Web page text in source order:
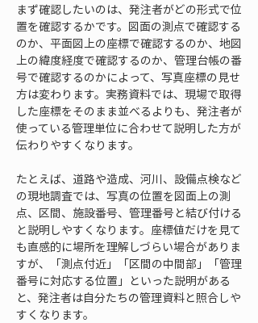
まず確認したいのは、発注者がどの形式で位
置を確認するかです。図面の測点で確認する
のか、平面図上の座標で確認するのか、地図
上の緯度経度で確認するのか、管理台帳の番
号で確認するのかによって、写真座標の見せ
方は変わります。実務資料では、現場で取得
した座標をそのまま並べるよりも、発注者が
使っている管理単位に合わせて説明した方が
伝わりやすくなります。
たとえば、道路や造成、河川、設備点検など
の現地調査では、写真の位置を図面上の測
点、区間、施設番号、管理番号と結び付ける
と説明しやすくなります。座標値だけを見て
も直感的に場所を理解しづらい場合がありま
すが、「測点付近」「区間の中間部」「管理
番号に対応する位置」といった説明がある
と、発注者は自分たちの管理資料と照合しや
すくなります。